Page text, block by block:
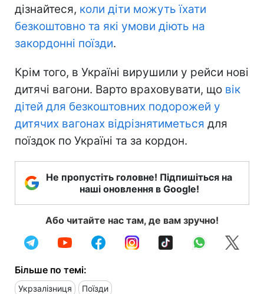
дізнайтеся, коли діти можуть їхати
безкоштовно та які умови діють на
закордонні поїзди.
Крім того, в Україні вирушили у рейси нові
дитячі вагони. Варто враховувати, що вік
дітей для безкоштовних подорожей у
дитячих вагонах відрізнятиметься для
поїздок по Україні та за кордон.
Не пропустіть головне! Підпишіться на
наші оновлення в Google!
Або читайте нас там, де вам зручно!
Більше по темі:
Укрзалізниця Поїзди